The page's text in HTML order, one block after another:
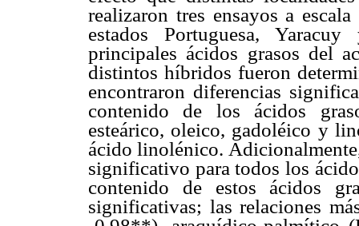
realizaron tres ensayos a
estados Portuguesa,
principales ácidos grasos del
distintos híbridos fueron
encontraron diferencias
contenido de los ácidos
esteárico, oleico, gadoléico y
ácido linolénico.
significativo para todos los
contenido de estos ácidos
significativas; las relaciones